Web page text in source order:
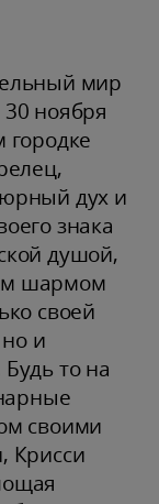
мир
ноября
городке
дух и
знака
душой,
шармом
своей
и
то на
своими
Крисси